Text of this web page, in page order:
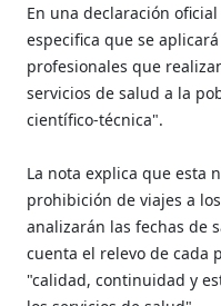
En una declaración
especifica que se
profesionales que
servicios de salud a la
científico-técnica".
La nota explica que esta
prohibición de viajes a
analizarán las fechas de
cuenta el relevo de cada
"calidad, continuidad y